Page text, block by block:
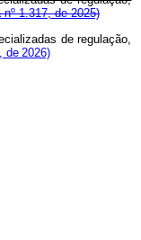
1.317, de 2025)
de regulação,
de 2026)